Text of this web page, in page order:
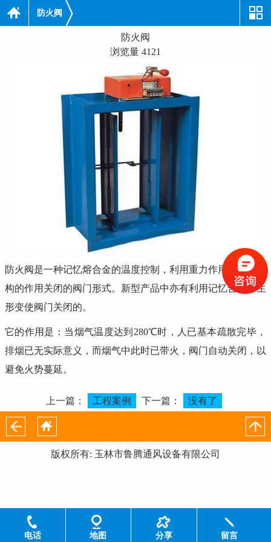
防火阀
防火阀
浏览量 4121
防火阀是一种记忆熔合金的温度控制，利用重力作用和弹簧机
构的作用关闭的阀门形式。新型产品中亦有利用记忆合金产生
形变使阀门关闭的。
它的作用是：当烟气温度达到280℃时，人已基本疏散完毕，
排烟已无实际意义，而烟气中此时已带火，阀门自动关闭，以
避免火势蔓延。
上一篇： 工程案例 下一篇： 没有了
版权所有: 玉林市鲁腾通风设备有限公司
电话 地图 分享 留言